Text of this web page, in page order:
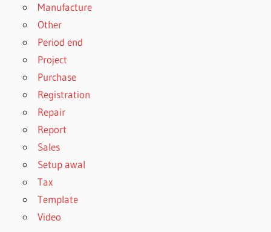
Manufacture
Other
Period end
Project
Purchase
Registration
Repair
Report
Sales
Setup awal
Tax
Template
Video